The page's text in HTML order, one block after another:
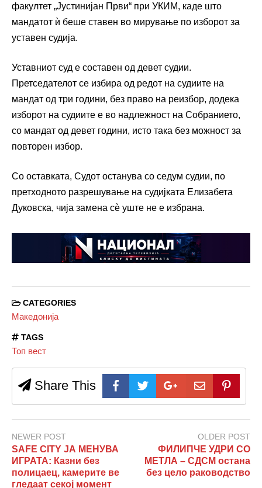
факултет „Јустинијан Први“ при УКИМ, каде што
мандатот ѝ беше ставен во мирување по изборот за
уставен судија.
Уставниот суд е составен од девет судии.
Претседателот се избира од редот на судиите на
мандат од три години, без право на реизбор, додека
изборот на судиите е во надлежност на Собранието,
со мандат од девет години, исто така без можност за
повторен избор.
Со оставката, Судот останува со седум судии, по
претходното разрешување на судијката Елизабета
Дуковска, чија замена сè уште не е избрана.
CATEGORIES
Македонија
TAGS
Топ вест
Share This
NEWER POST
SAFE CITY ЈА МЕНУВА
ИГРАТА: Казни без
полицаец, камерите ве
гледаат секој момент
OLDER POST
ФИЛИПЧЕ УДРИ СО
МЕТЛА – СДСМ остана
без цело раководство